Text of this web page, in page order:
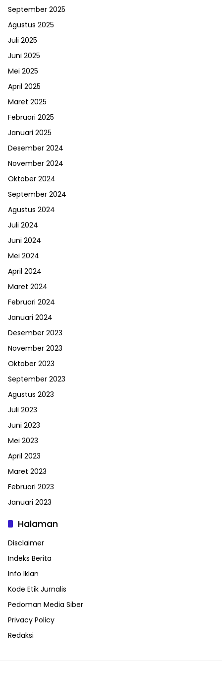
September 2025
Agustus 2025
Juli 2025
Juni 2025
Mei 2025
April 2025
Maret 2025
Februari 2025
Januari 2025
Desember 2024
November 2024
Oktober 2024
September 2024
Agustus 2024
Juli 2024
Juni 2024
Mei 2024
April 2024
Maret 2024
Februari 2024
Januari 2024
Desember 2023
November 2023
Oktober 2023
September 2023
Agustus 2023
Juli 2023
Juni 2023
Mei 2023
April 2023
Maret 2023
Februari 2023
Januari 2023
Halaman
Disclaimer
Indeks Berita
Info Iklan
Kode Etik Jurnalis
Pedoman Media Siber
Privacy Policy
Redaksi